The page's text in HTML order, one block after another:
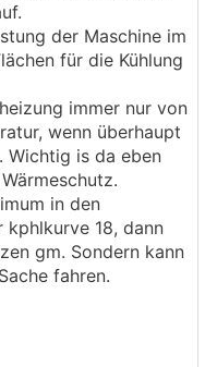
der Maschine im
für die Kühlung
immer nur von
wenn überhaupt
Wichtig is da eben
in den
kphlkurve 18, dann
gm. Sondern kann
fahren.